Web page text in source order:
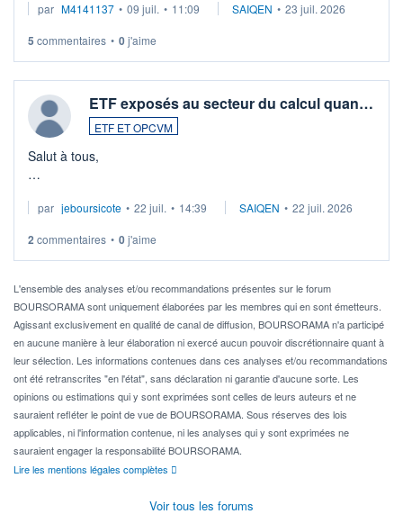
par M4141137 • 09 juil. • 11:09 SAIQEN • 23 juil. 2026
5 commentaires • 0j'aime
ETF exposés au secteur du calcul quan…
ETF ET OPCVM
Salut à tous,
via un ETF plutôt que des actions individuelles.
Idéalement, je voudrais qu'il soit éligible au PEA.
Pour l' ...
par jeboursicote • 22 juil. • 14:39 SAIQEN • 22 juil. 2026
2 commentaires • 0j'aime
L'ensemble des analyses et/ou recommandations présentes sur le forum
BOURSORAMA sont uniquement élaborées par les membres qui en sont émetteurs.
Agissant exclusivement en qualité de canal de diffusion, BOURSORAMA n'a participé
en aucune manière à leur élaboration ni exercé aucun pouvoir discrétionnaire quant à
leur sélection. Les informations contenues dans ces analyses et/ou recommandations
ont été retranscrites "en l'état", sans déclaration ni garantie d'aucune sorte. Les
opinions ou estimations qui y sont exprimées sont celles de leurs auteurs et ne
sauraient refléter le point de vue de BOURSORAMA. Sous réserves des lois
applicables, ni l'information contenue, ni les analyses qui y sont exprimées ne
sauraient engager la responsabilité BOURSORAMA.
Lire les mentions légales complètes
Voir tous les forums